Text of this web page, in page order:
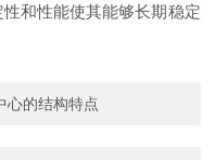
和性能使其能够长期稳定
心的结构特点